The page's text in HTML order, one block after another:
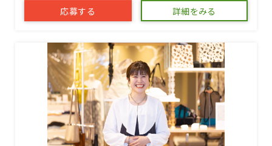
応募する 詳細をみる